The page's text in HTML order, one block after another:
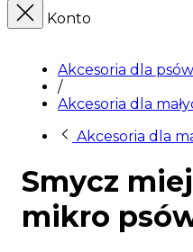
Konto
Akcesoria dla
/
Akcesoria dla
Akcesoria dla
Smycz
mikro